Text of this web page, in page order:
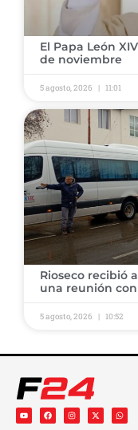
El Papa León
de noviembre
5 agosto, 2026 11:01
Rioseco recibió
una reunión
5 agosto, 2026 10:52